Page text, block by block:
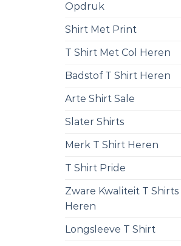
Opdruk
Shirt Met Print
T Shirt Met Col Heren
Badstof T Shirt Heren
Arte Shirt Sale
Slater Shirts
Merk T Shirt Heren
T Shirt Pride
Zware Kwaliteit T Shirts
Heren
Longsleeve T Shirt